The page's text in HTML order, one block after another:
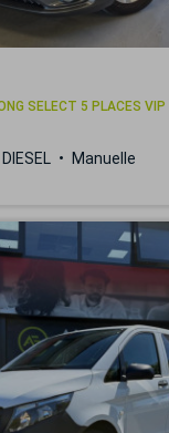
SELECT 5 PLACES
DIESEL Manuelle